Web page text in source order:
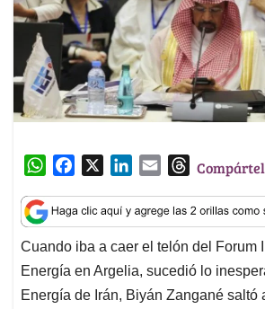
W
a
t
s
A
p
c
e
b
o
o
n
k
e
d
I
a
i
l
T
r
e
a
d
s
Cuando iba a caer el telón del Forum
Energía en Argelia, sucedió lo
Energía de Irán, Biyán Zangané saltó